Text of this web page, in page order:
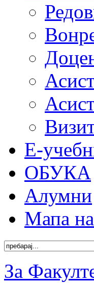
Е-
ОБУКА
Алумни
Мапа на
За